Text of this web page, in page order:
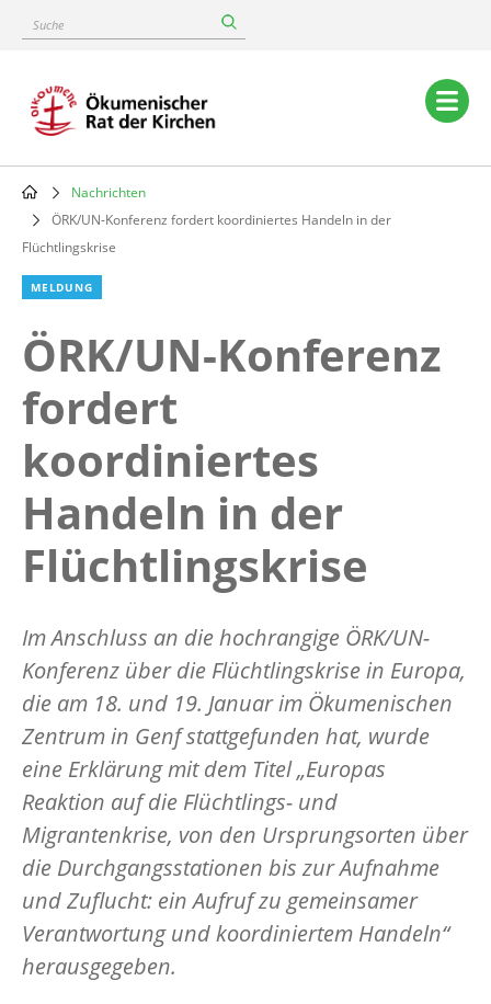
content
Suche
Main
navigation
Breadcrumb
Nachrichten
ÖRK/UN-Konferenz fordert koordiniertes Handeln in der
Flüchtlingskrise
MELDUNG
ÖRK/UN-Konferenz
fordert
koordiniertes
Handeln in der
Flüchtlingskrise
Im Anschluss an die hochrangige ÖRK/UN-
Konferenz über die Flüchtlingskrise in Europa,
die am 18. und 19. Januar im Ökumenischen
Zentrum in Genf stattgefunden hat, wurde
eine Erklärung mit dem Titel „Europas
Reaktion auf die Flüchtlings- und
Migrantenkrise, von den Ursprungsorten über
die Durchgangsstationen bis zur Aufnahme
und Zuflucht: ein Aufruf zu gemeinsamer
Verantwortung und koordiniertem Handeln“
herausgegeben.